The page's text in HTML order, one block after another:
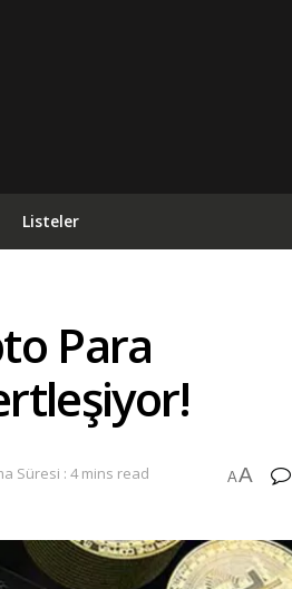
Listeler
Para
Süresi : 4 mins read AA